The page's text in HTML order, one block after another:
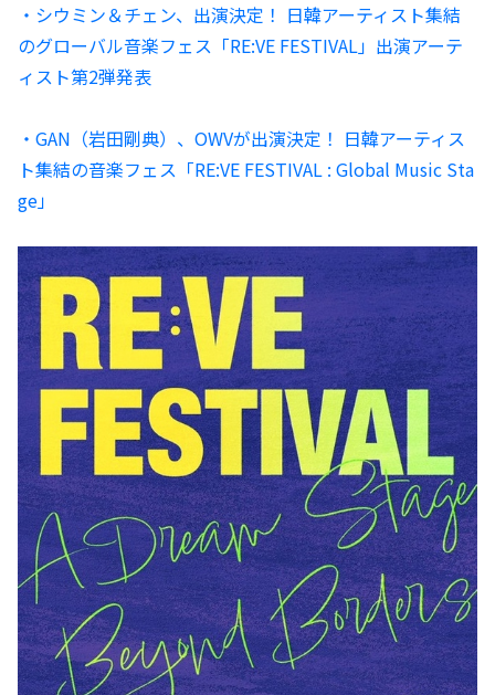
・シウミン＆チェン、出演決定！ 日韓アーティスト集結
のグローバル音楽フェス「RE:VE FESTIVAL」出演アーテ
ィスト第2弾発表
・GAN（岩田剛典）、OWVが出演決定！ 日韓アーティス
ト集結の音楽フェス「RE:VE FESTIVAL : Global Music Sta
ge」